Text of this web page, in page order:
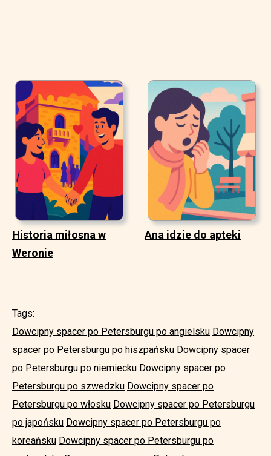
Historia miłosna w
Weronie
Ana idzie do apteki
Tags:
Dowcipny spacer po Petersburgu po angielsku Dowcipny
spacer po Petersburgu po hiszpańsku Dowcipny spacer
po Petersburgu po niemiecku Dowcipny spacer po
Petersburgu po szwedzku Dowcipny spacer po
Petersburgu po włosku Dowcipny spacer po Petersburgu
po japońsku Dowcipny spacer po Petersburgu po
koreańsku Dowcipny spacer po Petersburgu po